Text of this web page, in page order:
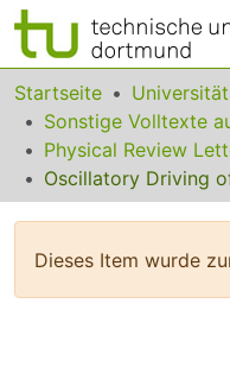
Bereiche &
Das gesamte
Statistiken
Startseite
Physical Review
Dieses Item wurde